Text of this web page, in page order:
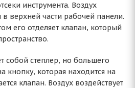
инструмента. Воздух
в верхней части рабочей панели.
его отделяет клапан, который
собой степлер, но большего
кнопку, которая находится на
клапан. Воздух воздействует